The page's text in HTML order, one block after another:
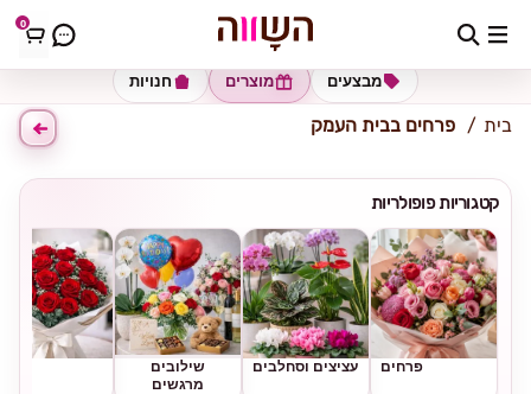
0 כתובת למשלוח הזינו כתובת
חנויות מוצרים מבצעים
בית פרחים בבית העמק
קטגוריות פופולריות
פרחים עציצים וסחלבים
שילובים
מרגשים